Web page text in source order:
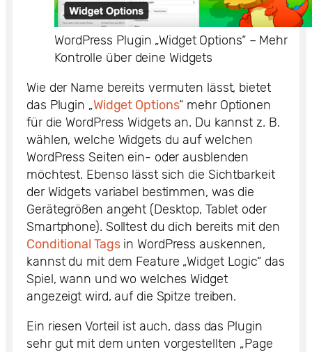
WordPress Plugin „Widget Options“ – Mehr
Kontrolle über deine Widgets
Wie der Name bereits vermuten lässt, bietet
das Plugin „Widget Options“ mehr Optionen
für die WordPress Widgets an. Du kannst z. B.
wählen, welche Widgets du auf welchen
WordPress Seiten ein- oder ausblenden
möchtest. Ebenso lässt sich die Sichtbarkeit
der Widgets variabel bestimmen, was die
Gerätegrößen angeht (Desktop, Tablet oder
Smartphone). Solltest du dich bereits mit den
Conditional Tagsin WordPress auskennen,
kannst du mit dem Feature „Widget Logic“ das
Spiel, wann und wo welches Widget
angezeigt wird, auf die Spitze treiben.
Ein riesen Vorteil ist auch, dass das Plugin
sehr gut mit dem unten vorgestellten „Page